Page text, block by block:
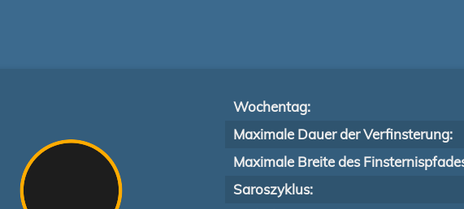
Wochentag:
Maximale Dauer der Verfinsterung:
Maximale Breite des
Saroszyklus: